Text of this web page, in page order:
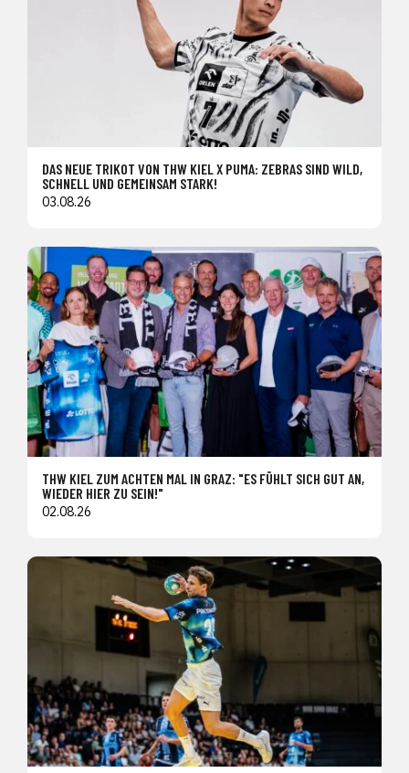
DAS NEUE TRIKOT VON THW KIEL X PUMA: ZEBRAS SIND WILD,
SCHNELL UND GEMEINSAM STARK!
03.08.26
THW KIEL ZUM ACHTEN MAL IN GRAZ: "ES FÜHLT SICH GUT AN,
WIEDER HIER ZU SEIN!"
02.08.26